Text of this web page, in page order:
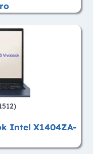
Intel X1404ZA-